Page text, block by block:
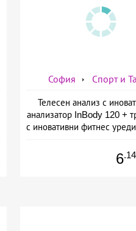
София Спорт и
Телесен анализ с
анализатор InBody 120 +
с иновативни фитнес
6.14